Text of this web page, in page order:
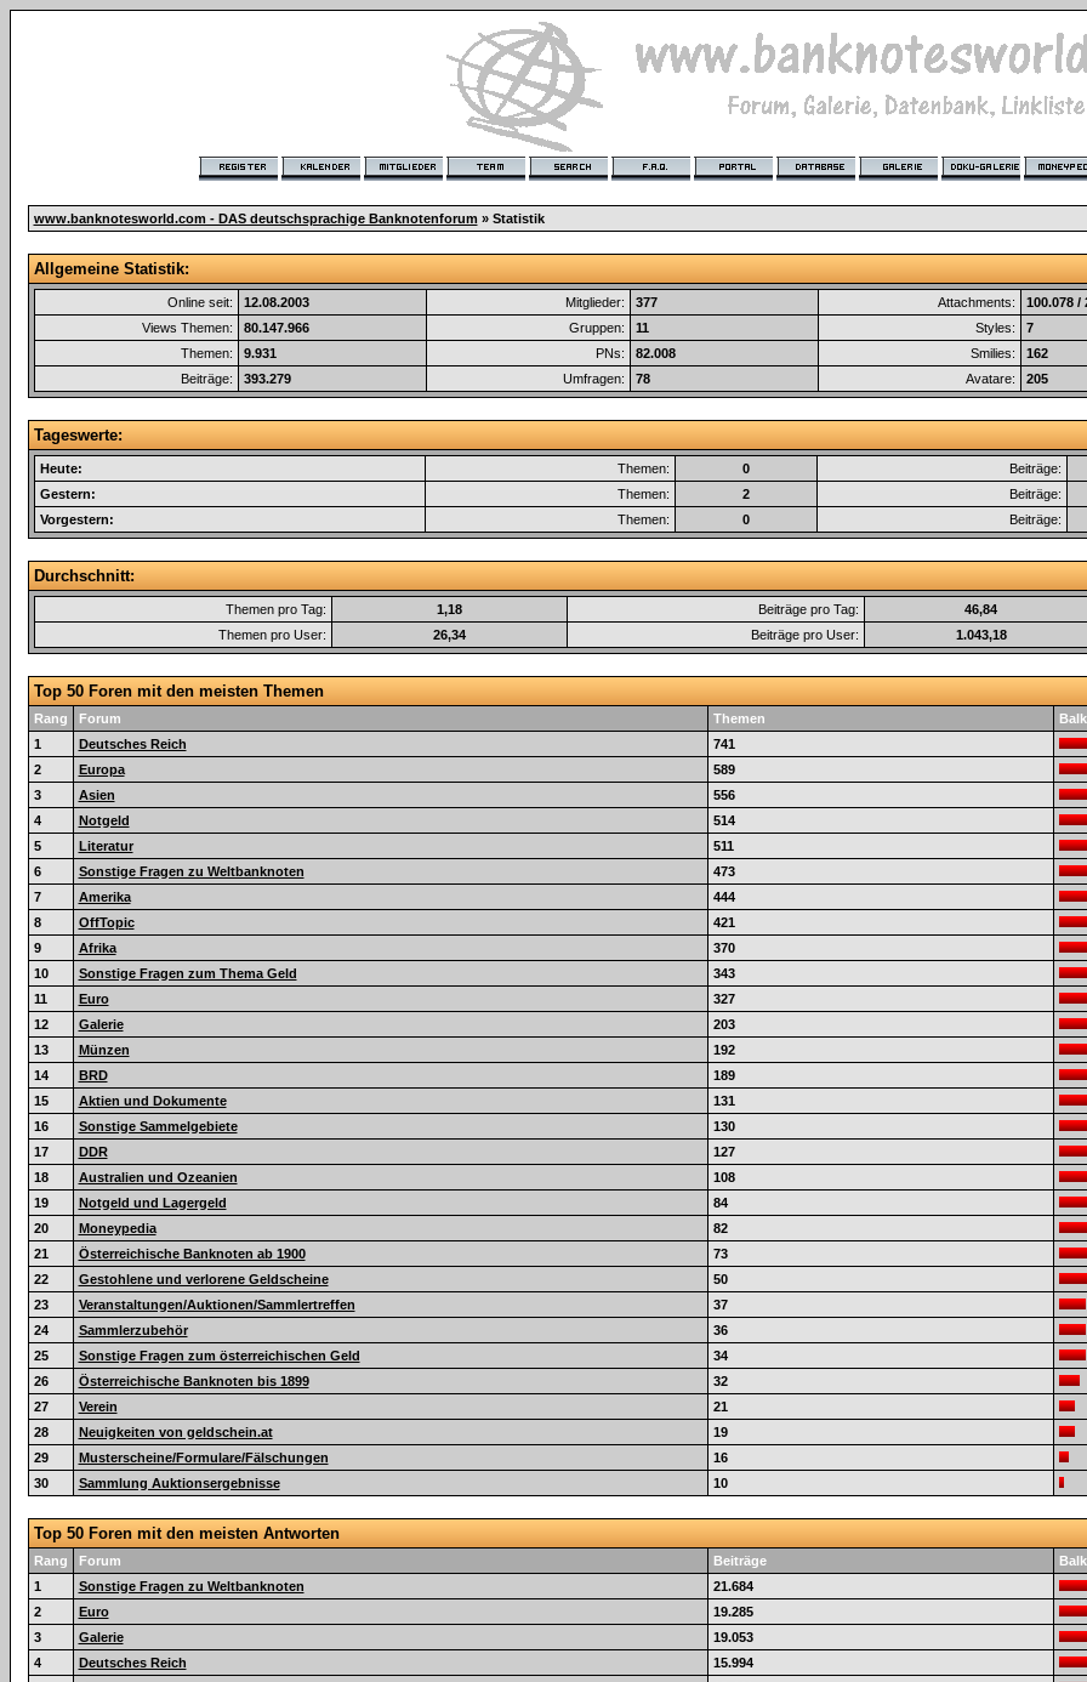
www.banknotesworld.com - DAS deutschsprachige Banknotenforum » Statistik
Allgemeine Statistik:
Online seit: 12.08.2003 Mitglieder: 377 Attachments: 100.078 /
Views Themen:
80.147.966 Gruppen: 11 Styles: 7
Themen:
9.931 PNs: 82.008 Smilies: 162
Beiträge:
393.279 Umfragen: 78 Avatare: 205
Tageswerte:
Heute: Themen: 0 Beiträge:
Gestern:
Themen: 2 Beiträge:
Vorgestern:
Themen: 0 Beiträge:
Durchschnitt:
Themen pro Tag: 1,18 Beiträge pro Tag: 46,84
Themen pro User:
26,34 Beiträge pro User: 1.043,18
Top 50 Foren mit den meisten Themen
Rang Forum Themen
1
Deutsches Reich
741
2
Europa
589
3
Asien
556
4
Notgeld
514
5
Literatur
511
6
Sonstige Fragen zu Weltbanknoten
473
7
Amerika
444
8
OffTopic
421
9
Afrika
370
10
Sonstige Fragen zum Thema Geld
343
11
Euro
327
12
Galerie
203
13
Münzen
192
14
BRD
189
15
Aktien und Dokumente
131
16
Sonstige Sammelgebiete
130
17
DDR
127
18
Australien und Ozeanien
108
19
Notgeld und Lagergeld
84
20
Moneypedia
82
21
Österreichische Banknoten ab 1900
73
22
Gestohlene und verlorene Geldscheine
50
23
Veranstaltungen/Auktionen/Sammlertreffen
37
24
Sammlerzubehör
36
25
Sonstige Fragen zum österreichischen Geld
34
26
Österreichische Banknoten bis 1899
32
27
Verein
21
28
Neuigkeiten von geldschein.at
19
29
Musterscheine/Formulare/Fälschungen
16
30
Sammlung Auktionsergebnisse 10
Top 50 Foren mit den meisten Antworten
Rang Forum Beiträge
1
Sonstige Fragen zu Weltbanknoten
21.684
2
Euro
19.285
3
Galerie
19.053
4
Deutsches Reich
15.994